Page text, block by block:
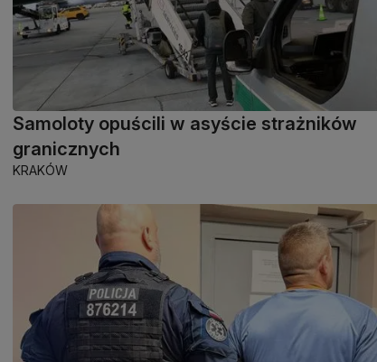
Samoloty opuścili w asyście strażników
granicznych
KRAKÓW